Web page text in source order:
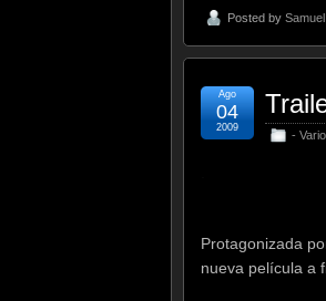
Posted by
-
Ago
04
2009
Protagonizada
nueva película a